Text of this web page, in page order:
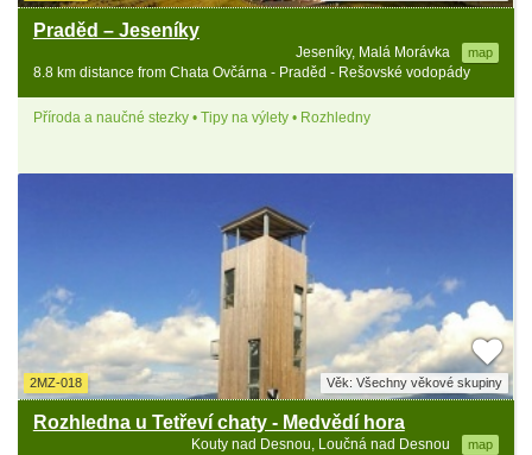
Praděd – Jeseníky
Jeseníky, Malá Morávka map
8.8 km distance from Chata Ovčárna - Praděd - Rešovské vodopády
Příroda a naučné stezky • Tipy na výlety • Rozhledny
2MZ-018 Věk: Všechny věkové skupiny
Rozhledna u Tetřeví chaty - Medvědí hora
Kouty nad Desnou, Loučná nad Desnou map